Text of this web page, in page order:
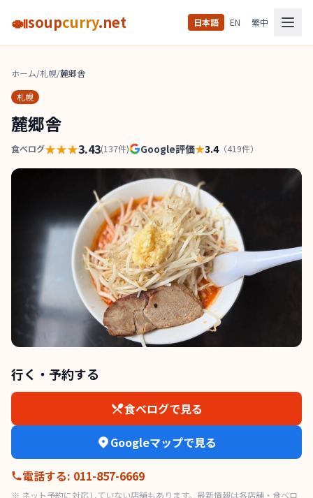
🍛soupcurry.net 日本語 EN 繁中
ホーム/札幌/麓郷舎
札幌
麓郷舎
食べログ★★★3.43(137件) Google評価★3.4（419件）
行く・予約する
食べログで見る
Googleマップで見る
電話する: 011-857-6669
※ ネット予約に対応していない店舗もあります。最新情報は各店舗・食べロ